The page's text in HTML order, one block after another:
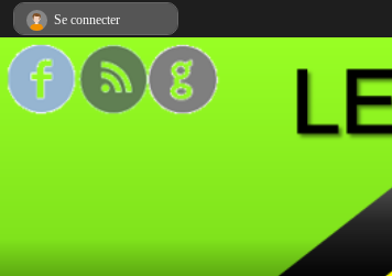
Se connecter
Panneau de gestion des cookies